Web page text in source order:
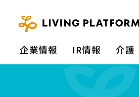
企業情報 IR情報 介護